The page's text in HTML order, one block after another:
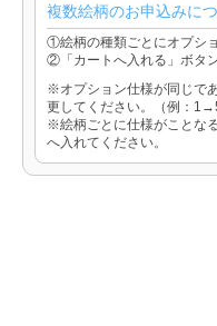
複数絵柄のお申込みに
①絵柄の種類ごとにオプシ
②「カートへ入れる」ボタ
※オプション仕様が同じで
更してください。（例：
※絵柄ごとに仕様がことな
へ入れてください。